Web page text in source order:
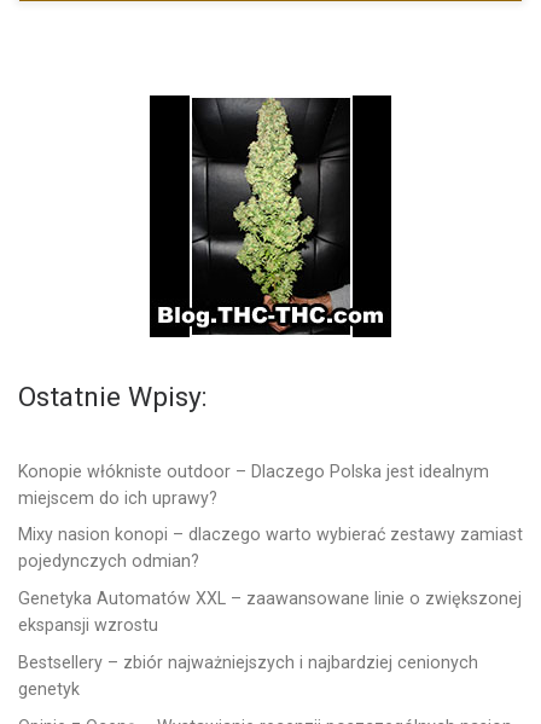
Ostatnie Wpisy:
Konopie włókniste outdoor – Dlaczego Polska jest idealnym
miejscem do ich uprawy?
Mixy nasion konopi – dlaczego warto wybierać zestawy zamiast
pojedynczych odmian?
Genetyka Automatów XXL – zaawansowane linie o zwiększonej
ekspansji wzrostu
Bestsellery – zbiór najważniejszych i najbardziej cenionych
genetyk